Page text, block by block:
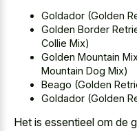
Goldador (Golden
Golden Border
Collie Mix)
Golden Mountain
Mountain Dog Mix)
Beago (Golden
Goldador (Golden
Het is essentieel om de